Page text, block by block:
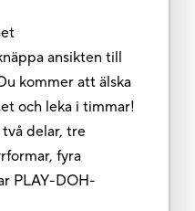
ansikten till
kommer att älska
och leka i timmar!
delar, tre
fyra
PLAY-DOH-